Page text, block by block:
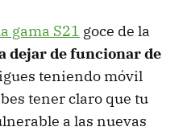
gama S21 goce de la
dejar de funcionar de
teniendo móvil
tener claro que tu
a las nuevas